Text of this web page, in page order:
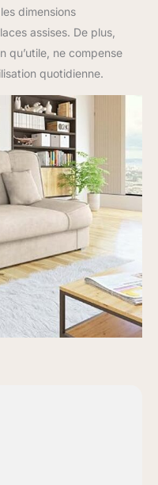
dimensions
assises. De plus,
qu’utile, ne compense
quotidienne.